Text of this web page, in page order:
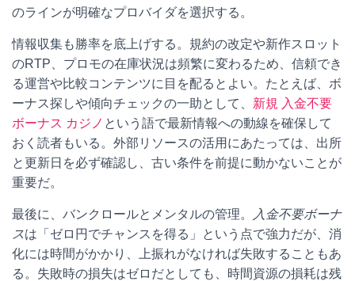
のラインが明確なプロバイダを選択する。
情報収集も勝率を底上げする。規約の改定や新作スロット
のRTP、プロモの在庫状況は頻繁に変わるため、信頼でき
る運営や比較コンテンツに目を配るとよい。たとえば、ボ
ーナス探しや傾向チェックの一助として、 新規 入金不要
ボーナス カジノ という語で最新情報への動線を確保して
おく読者もいる。外部リソースの活用にあたっては、出所
と更新日を必ず確認し、古い条件を前提に動かないことが
重要だ。
最後に、バンクロールとメンタルの管理。
入金不要ボーナ
スは「ゼロ円でチャンスを得る」という点で強力だが、消
化には時間がかかり、上振れがなければ失敗することもあ
る。失敗時の損失はゼロだとしても、時間資源の損耗は残